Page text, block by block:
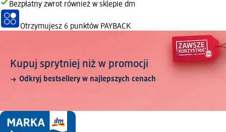
Bezpłatny zwrot również w sklepie dm
Otrzymujesz 6 punktów PAYBACK
Kupuj sprytniej niż w promocji
Odkryj bestsellery w najlepszych cenach